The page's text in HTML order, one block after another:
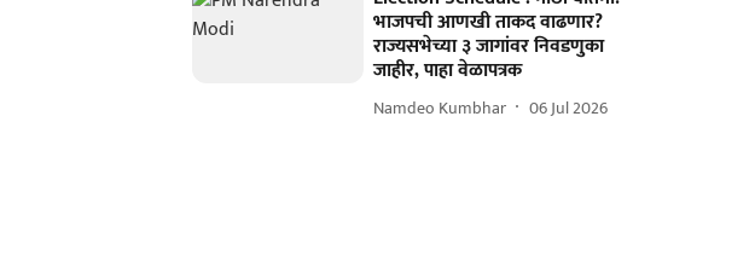
भाजपची आणखी ताकद वाढणार?
राज्यसभेच्या ३ जागांवर निवडणुका
जाहीर, पाहा वेळापत्रक
Namdeo Kumbhar 06 Jul 2026